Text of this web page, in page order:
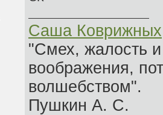
Саша Коврижных
"Смех, жалость
воображения,
волшебством".
Пушкин А. С.